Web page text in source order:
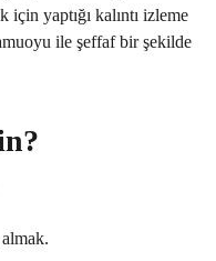
için yaptığı kalıntı izleme
ile şeffaf bir şekilde